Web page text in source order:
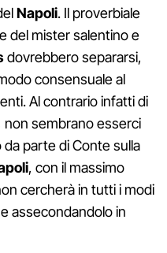
Napoli. Il proverbiale
del mister salentino e
dovrebbero separarsi,
consensuale al
Al contrario infatti di
sembrano esserci
parte di Conte sulla
, con il massimo
cercherà in tutti i modi
assecondandolo in